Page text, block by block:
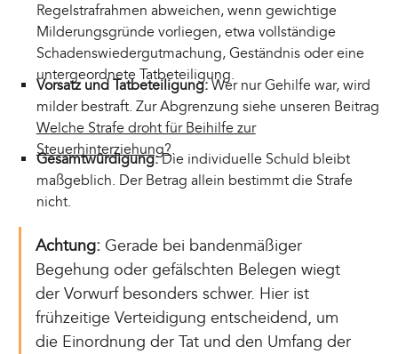
Regelstrafrahmen abweichen, wenn gewichtige
Milderungsgründe vorliegen, etwa vollständige
Schadenswiedergutmachung, Geständnis oder eine
untergeordnete Tatbeteiligung.
Vorsatz und Tatbeteiligung:Wer nur Gehilfe war, wird
milder bestraft. Zur Abgrenzung siehe unseren Beitrag
Welche Strafe droht für Beihilfe zur
Steuerhinterziehung?.
Gesamtwürdigung:Die individuelle Schuld bleibt
maßgeblich. Der Betrag allein bestimmt die Strafe
nicht.
Achtung: Gerade bei bandenmäßiger
Begehung oder gefälschten Belegen wiegt
der Vorwurf besonders schwer. Hier ist
frühzeitige Verteidigung entscheidend, um
die Einordnung der Tat und den Umfang der